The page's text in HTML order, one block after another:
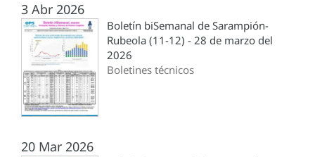
3 Abr 2026
Boletín biSemanal de Sarampión-
Rubeola (11-12) - 28 de marzo del
2026
Boletines técnicos
20 Mar 2026